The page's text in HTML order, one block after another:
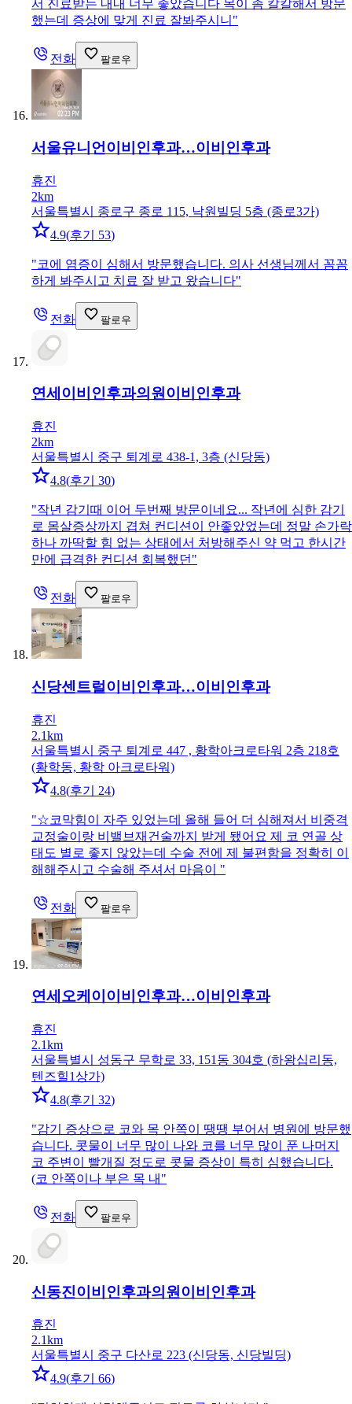
서 진료받는 내내 너무 좋았습니다 목이 좀 칼칼해서 방문
했는데 증상에 맞게 진료 잘봐주시니 "
전화 팔로우
서울유니언이비인후과…이비인후과
휴진
2km
서울특별시 종로구 종로 115, 낙원빌딩 5층 (종로3가)
4.9(후기 53)
"코에 염증이 심해서 방문했습니다. 의사 선생님께서 꼼꼼
하게 봐주시고 치료 잘 받고 왔습니다"
전화 팔로우
연세이비인후과의원이비인후과
휴진
2km
서울특별시 중구 퇴계로 438-1, 3층 (신당동)
4.8(후기 30)
"작년 감기때 이어 두번째 방문이네요... 작년에 심한 감기
로 몸살증상까지 겹쳐 컨디션이 안좋았었는데 정말 손가락
하나 까딱할 힘 없는 상태에서 처방해주신 약 먹고 한시간
만에 급격한 컨디션 회복했던 "
전화 팔로우
신당센트럴이비인후과…이비인후과
휴진
2.1km
서울특별시 중구 퇴계로 447 , 황학아크로타워 2층 218호
(황학동, 황학 아크로타워)
4.8(후기 24)
"☆코막힘이 자주 있었는데 올해 들어 더 심해져서 비중격
교정술이랑 비밸브재건술까지 받게 됐어요 제 코 연골 상
태도 별로 좋지 않았는데 수술 전에 제 불편함을 정확히 이
해해주시고 수술해 주셔서 마음이 "
전화 팔로우
연세오케이이비인후과…이비인후과
휴진
2.1km
서울특별시 성동구 무학로 33, 151동 304호 (하왕십리동,
텐즈힐1상가)
4.8(후기 32)
"감기 증상으로 코와 목 안쪽이 땡땡 부어서 병원에 방문했
습니다. 콧물이 너무 많이 나와 코를 너무 많이 푼 나머지
코 주변이 빨개질 정도로 콧물 증상이 특히 심했습니다.
(코 안쪽이나 부은 목 내 "
전화 팔로우
신동진이비인후과의원 이비인후과
휴진
2.1km
서울특별시 중구 다산로 223 (신당동, 신당빌딩)
4.9(후기 66)